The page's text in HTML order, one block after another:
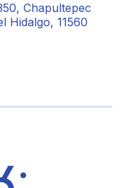
Chapultepec
Hidalgo, 11560